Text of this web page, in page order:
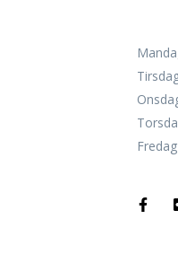
Fredag